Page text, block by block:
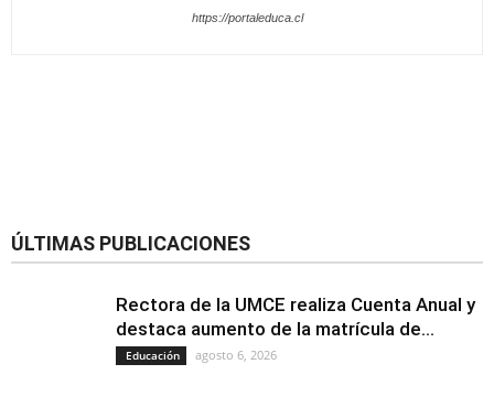
https://portaleduca.cl
ÚLTIMAS PUBLICACIONES
Rectora de la UMCE realiza Cuenta Anual y
destaca aumento de la matrícula de...
Educación agosto 6, 2026